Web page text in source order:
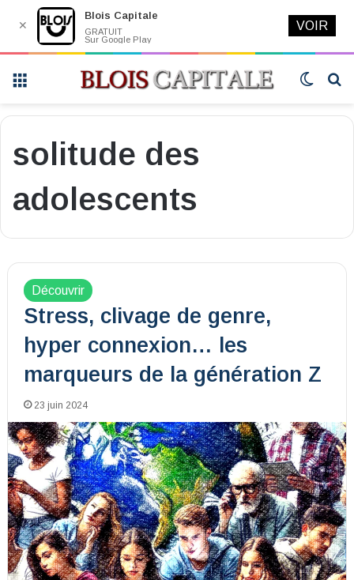
Switch
solitude des
adolescents
Découvrir
Stress, clivage de genre,
hyper connexion… les
marqueurs de la génération Z
23 juin 2024
✕
Blois Capitale
GRATUIT
Sur Google Play
VOIR